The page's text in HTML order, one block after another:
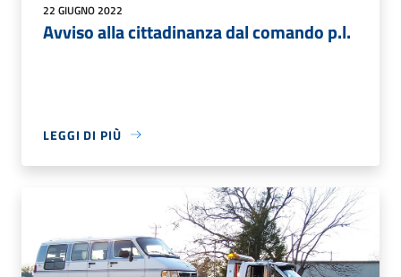
22 GIUGNO 2022
Avviso alla cittadinanza dal comando p.l.
LEGGI DI PIÙ